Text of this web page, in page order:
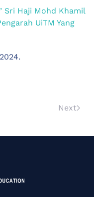
Sri Haji Mohd Khamil
UiTM Yang
.
Next